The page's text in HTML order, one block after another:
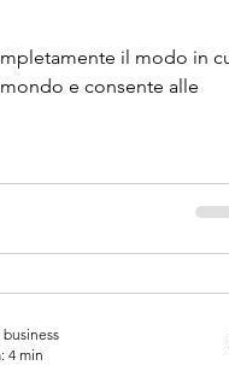
il modo in
e consente alle
4 min